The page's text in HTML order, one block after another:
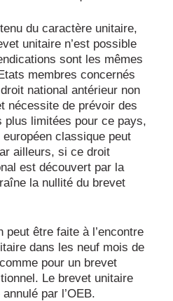
du caractère unitaire,
unitaire n’est possible
sont les mêmes
membres concernés
national antérieur non
nécessite de prévoir des
plus limitées pour ce pays,
classique peut
ailleurs, si ce droit
est découvert par la
la nullité du brevet
peut être faite à l’encontre
dans les neuf mois de
pour un brevet
Le brevet unitaire
par l’OEB.